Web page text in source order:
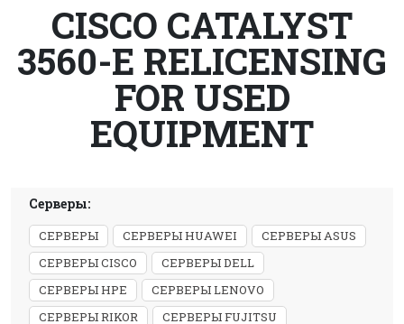
CISCO CATALYST
3560-E RELICENSING
FOR USED
EQUIPMENT
Серверы:
СЕРВЕРЫ СЕРВЕРЫ HUAWEI
СЕРВЕРЫ ASUS
СЕРВЕРЫ CISCO
СЕРВЕРЫ DELL
СЕРВЕРЫ HPE
СЕРВЕРЫ LENOVO
СЕРВЕРЫ RIKOR
СЕРВЕРЫ FUJITSU